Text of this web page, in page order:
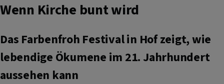
Wenn Kirche bunt wird
Das Farbenfroh Festival in Hof zeigt, wie
lebendige Ökumene im 21. Jahrhundert
aussehen kann